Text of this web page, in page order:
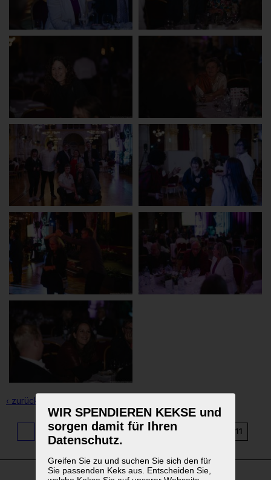
WIR SPENDIEREN KEKSE und
sorgen damit für Ihren
Datenschutz.
Greifen Sie zu und suchen Sie sich den für
Sie passenden Keks aus. Entscheiden Sie,
‹ zurück zur Übersicht
... 3 4 5 6 7 8 11